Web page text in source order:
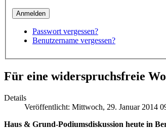
Passwort vergessen?
Benutzername vergessen?
Für eine widerspruchsfreie
Details
Veröffentlicht: Mittwoch, 29. Januar 2014
Haus & Grund-Podiumsdiskussion heute in